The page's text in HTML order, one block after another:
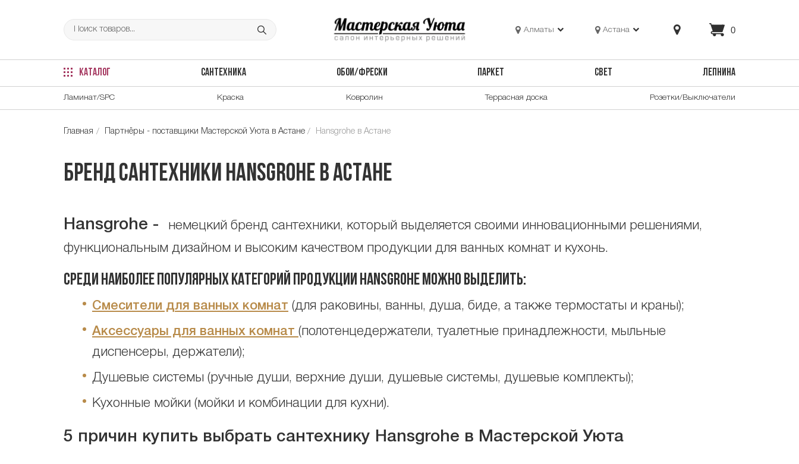
Алматы Астана 0
КАТАЛОГ САНТЕХНИКА ОБОИ/ФРЕСКИ ПАРКЕТ СВЕТ ЛЕПНИНА
Ламинат/SPC Краска Ковролин Террасная доска Розетки/Выключатели
Главная Партнёры - поставщики Мастерской Уюта в Астане Hansgrohe в Астане
Бренд сантехники Hansgrohe в Астане
Hansgrohe -
немецкий бренд сантехники, который выделяется своими инновационными решениями,
функциональным дизайном и высоким качеством продукции для ванных комнат и кухонь.
Среди наиболее популярных категорий продукции Hansgrohe можно выделить:
Смесители для ванных комнат (для раковины, ванны, душа, биде, а также термостаты и краны);
Аксессуары для ванных комнат (полотенцедержатели, туалетные принадлежности, мыльные
диспенсеры, держатели);
Душевые системы (ручные души, верхние души, душевые системы, душевые комплекты);
Кухонные мойки (мойки и комбинации для кухни).
5 причин купить выбрать сантехнику Hansgrohe в Мастерской Уюта